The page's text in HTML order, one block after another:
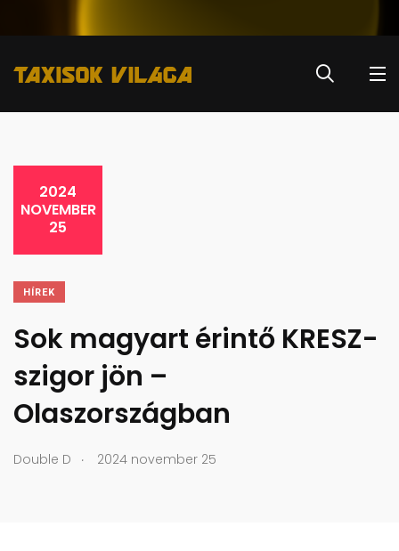
2024
NOVEMBER
25
HÍREK
Sok magyart érintő KRESZ-
szigor jön –
Olaszországban
Double D . 2024 november 25